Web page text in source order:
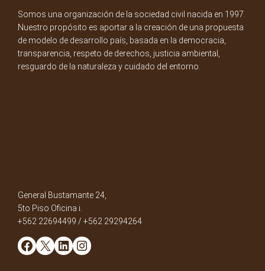
Somos una organización de la sociedad civil nacida en 1997.
Nuestro propósito es aportar a la creación de una propuesta
de modelo de desarrollo país, basada en la democracia,
transparencia, respeto de derechos, justicia ambiental,
resguardo de la naturaleza y cuidado del entorno.
General Bustamante 24,
5to Piso Oficina i.
+562 22694499 / +562 29294264